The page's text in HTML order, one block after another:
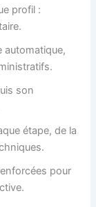
profil :
automatique,
son
étape, de la
pour